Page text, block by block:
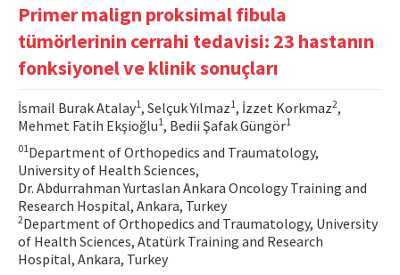
Editorial Board
Contact Us
E-ISSN: 2687-4792
Primer malign proksimal fibula
tümörlerinin cerrahi tedavisi: 23 hastanın
fonksiyonel ve klinik sonuçları
İsmail Burak Atalay1, Selçuk Yılmaz1, İzzet Korkmaz2,
Mehmet Fatih Ekşioğlu1, Bedii Şafak Güngör1
01 Department of Orthopedics and Traumatology,
University of Health Sciences,
Dr. Abdurrahman Yurtaslan Ankara Oncology Training and
Research Hospital, Ankara, Turkey
2Department of Orthopedics and Traumatology, University
of Health Sciences, Atatürk Training and Research
Hospital, Ankara, Turkey